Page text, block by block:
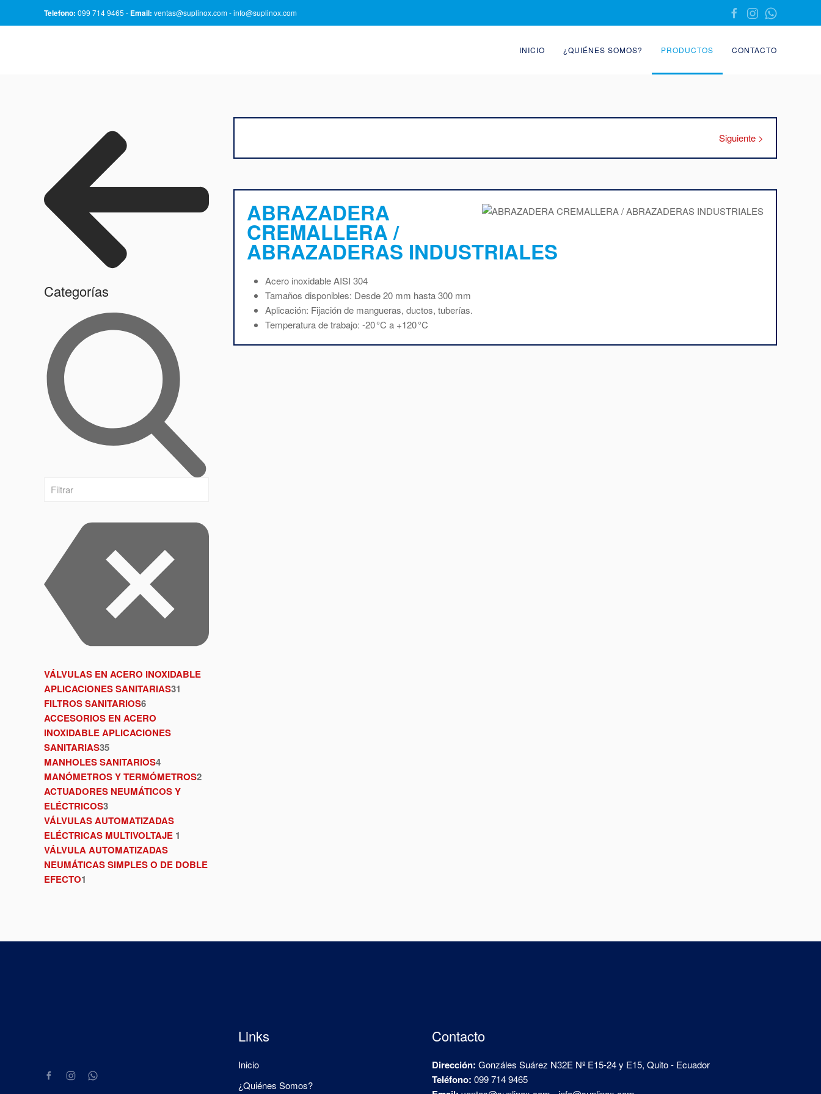
Telefono: 099 714 9465 - Email: ventas@suplinox.com-info@suplinox.com
INICIO ¿QUIÉNES SOMOS? PRODUCTOS CONTACTO
Siguiente >
ABRAZADERA
CREMALLERA /
ABRAZADERAS INDUSTRIALES
Acero inoxidable AISI 304
Tamaños disponibles: Desde 20 mm hasta 300 mm
Aplicación: Fijación de mangueras, ductos, tuberías.
Temperatura de trabajo: -20 °C a +120 °C
Categorías
VÁLVULAS EN ACERO INOXIDABLE
APLICACIONES SANITARIAS31
FILTROS SANITARIOS6
ACCESORIOS EN ACERO
INOXIDABLE APLICACIONES
SANITARIAS35
MANHOLES SANITARIOS4
MANÓMETROS Y TERMÓMETROS2
ACTUADORES NEUMÁTICOS Y
ELÉCTRICOS3
VÁLVULAS AUTOMATIZADAS
ELÉCTRICAS MULTIVOLTAJE 1
VÁLVULA AUTOMATIZADAS
NEUMÁTICAS SIMPLES O DE DOBLE
EFECTO1
Links
Inicio
¿Quiénes Somos?
Contacto
Dirección: Gonzáles Suárez N32E Nº E15-24 y E15, Quito - Ecuador
Teléfono: 099 714 9465